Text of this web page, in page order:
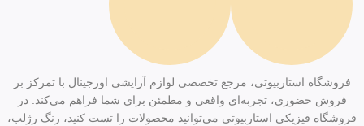
فروشگاه استاربیوتی، مرجع تخصصی لوازم آرایشی اورجینال با تمرکز بر
فروش حضوری، تجربه‌ای واقعی و مطمئن برای شما فراهم می‌کند. در
فروشگاه فیزیکی استاربیوتی می‌توانید محصولات را تست کنید، رنگ رژلب،